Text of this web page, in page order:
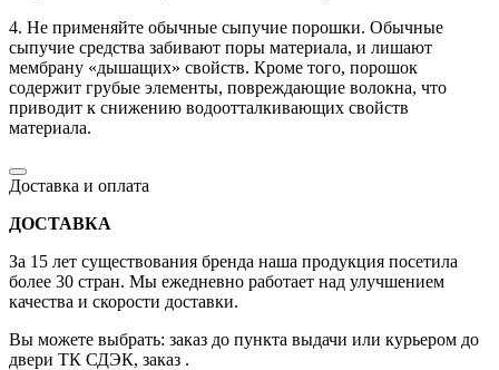
4. Не применяйте обычные сыпучие порошки. Обычные
сыпучие средства забивают поры материала, и лишают
мембрану «дышащих» свойств. Кроме того, порошок
содержит грубые элементы, повреждающие волокна, что
приводит к снижению водоотталкивающих свойств
материала.
Доставка и оплата
ДОСТАВКА
За 15 лет существования бренда наша продукция посетила
более 30 стран. Мы ежедневно работает над улучшением
качества и скорости доставки.
Вы можете выбрать: заказ до пункта выдачи или курьером до
двери ТК СДЭК, заказ .